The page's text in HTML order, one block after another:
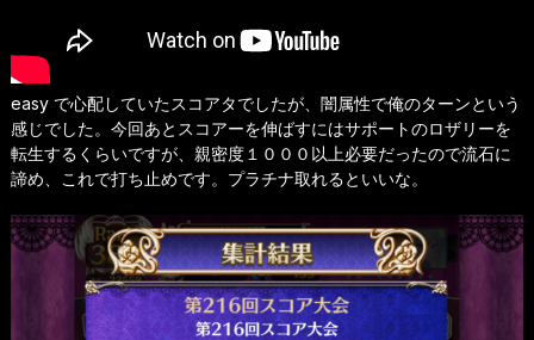
easy で心配していたスコアタでしたが、闇属性で俺のターンという
感じでした。今回あとスコアーを伸ばすにはサポートのロザリーを
転生するくらいですが、親密度１０００以上必要だったので流石に
諦め、これで打ち止めです。プラチナ取れるといいな。